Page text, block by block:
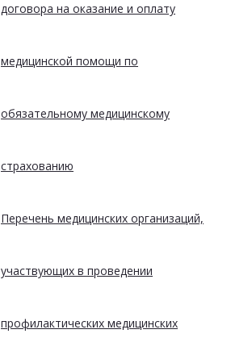
договора на оказание и оплату
медицинской помощи по
обязательному медицинскому
страхованию
Перечень медицинских организаций,
участвующих в проведении
профилактических медицинских